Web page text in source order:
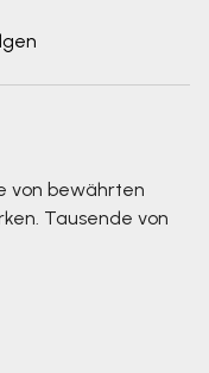
von bewährten
Tausende von